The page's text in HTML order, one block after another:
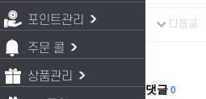
포인트관리
주문 콜
상품관리
다음글
댓글 0